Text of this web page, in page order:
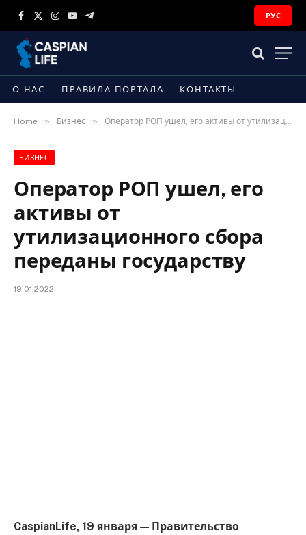
Facebook
X
Instagram
YouTubeTelegram
РУС
О НАС ПРАВИЛА ПОРТАЛА КОНТАКТЫ
Home » Бизнес » Оператор РОП ушел, его активы от утилизационного сбора переданы государству
БИЗНЕС
Оператор РОП ушел, его
активы от
утилизационного сбора
переданы государству
19.01.2022
CaspianLife, 19 января — Правительство